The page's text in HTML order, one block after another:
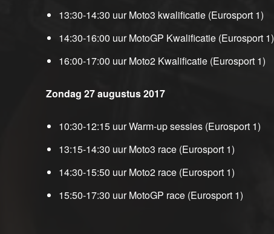
13:30-14:30 uur Moto3 kwalificatie (Eurosport 1)
14:30-16:00 uur MotoGP Kwalificatie (Eurosport 1)
16:00-17:00 uur Moto2 Kwalificatie (Eurosport 1)
Zondag 27 augustus 2017
10:30-12:15 uur Warm-up sessies (Eurosport 1)
13:15-14:30 uur Moto3 race (Eurosport 1)
14:30-15:50 uur Moto2 race (Eurosport 1)
15:50-17:30 uur MotoGP race (Eurosport 1)